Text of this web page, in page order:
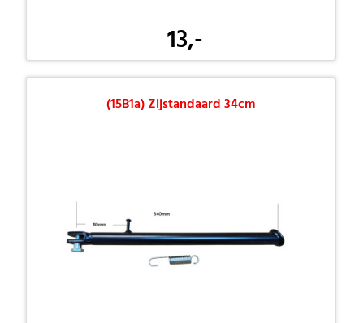
13,-
(15B1a) Zijstandaard 34cm